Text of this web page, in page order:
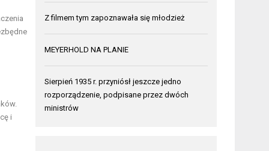
i
Z filmem tym zapoznawała się młodzież
MEYERHOLD NA PLANIE
Sierpień 1935 r. przyniósł jeszcze jedno
rozporządzenie, podpisane przez dwóch
ministrów